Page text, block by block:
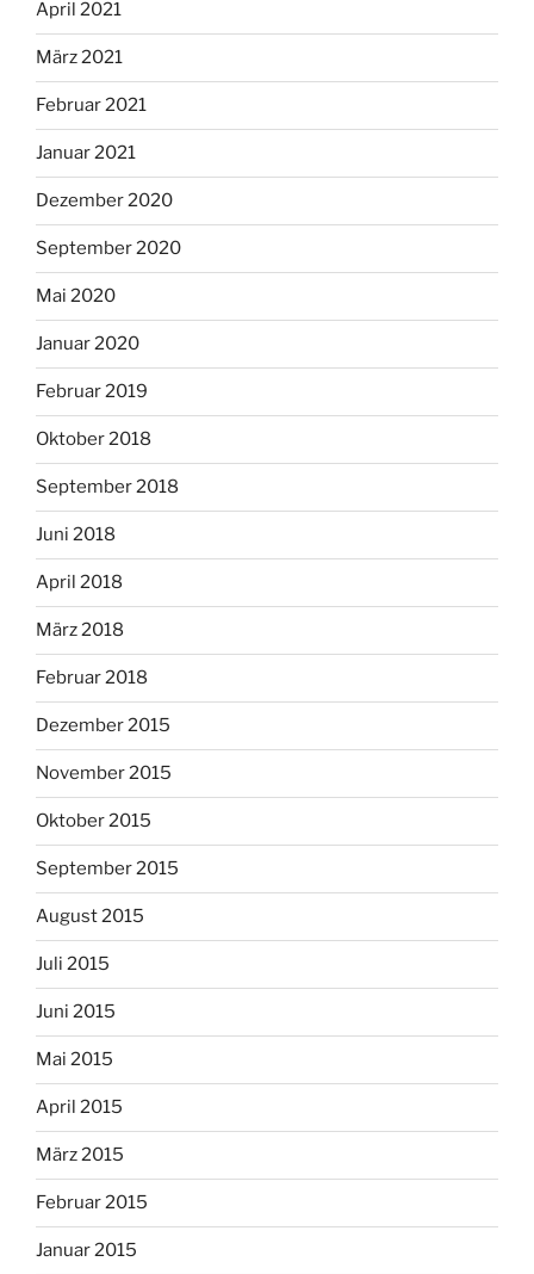
April 2021
März 2021
Februar 2021
Januar 2021
Dezember 2020
September 2020
Mai 2020
Januar 2020
Februar 2019
Oktober 2018
September 2018
Juni 2018
April 2018
März 2018
Februar 2018
Dezember 2015
November 2015
Oktober 2015
September 2015
August 2015
Juli 2015
Juni 2015
Mai 2015
April 2015
März 2015
Februar 2015
Januar 2015